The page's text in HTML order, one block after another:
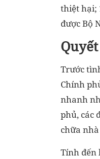
thiệt hại;
được Bộ
Trước
Chính
nhanh
phủ, các
chữa
Tính đến